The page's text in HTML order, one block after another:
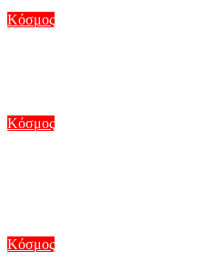
Κόσμος
Κόσμος
Κόσμος